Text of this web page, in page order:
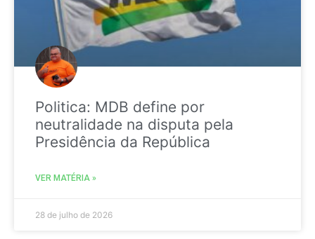
Politica: MDB define por
neutralidade na disputa pela
Presidência da República
VER MATÉRIA »
28 de julho de 2026